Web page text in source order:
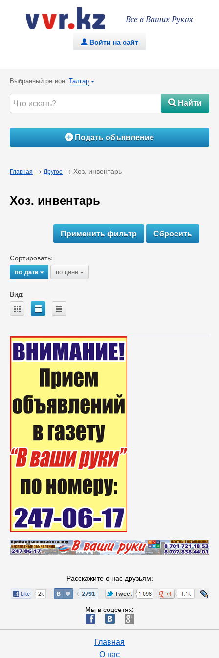
Все в Ваших Руках
. Войти на сайт
Выбранный регион: Талгар {
#Найти
ÁПодать объявление
Главная → Другое → Хоз. инвентарь
Хоз. инвентарь
Сортировать:
по дате{ по цене {
Вид:
A B C
Расскажите о нас друзьям:
Мы в соцсетях:
ä æ è
Главная
О нас